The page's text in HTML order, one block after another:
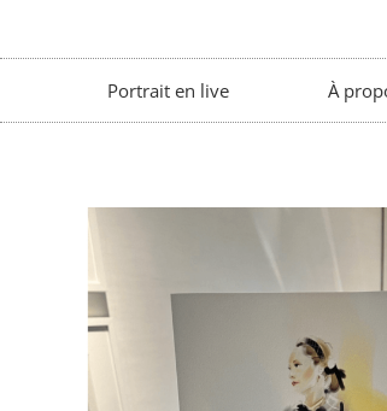
Portrait en live À